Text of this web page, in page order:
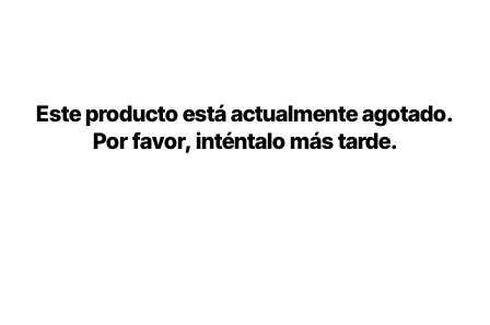
Este producto está actualmente agotado.
Por favor, inténtalo más tarde.